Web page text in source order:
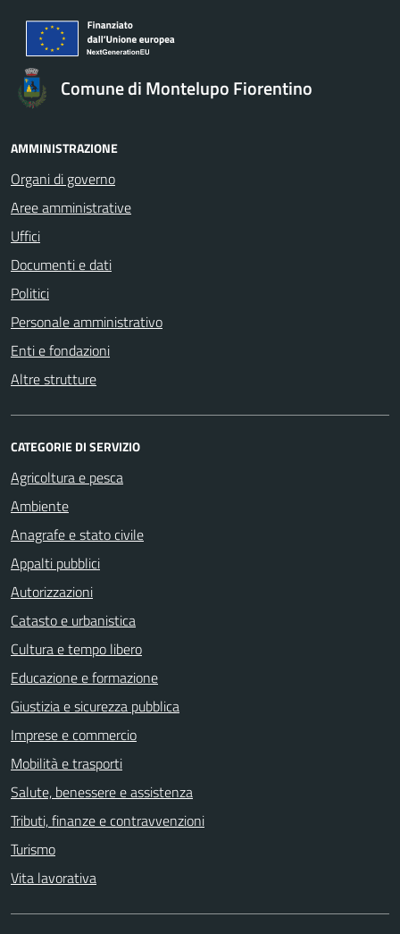
Comune di Montelupo Fiorentino
AMMINISTRAZIONE
Organi di governo
Aree amministrative
Uffici
Documenti e dati
Politici
Personale amministrativo
Enti e fondazioni
Altre strutture
CATEGORIE DI SERVIZIO
Agricoltura e pesca
Ambiente
Anagrafe e stato civile
Appalti pubblici
Autorizzazioni
Catasto e urbanistica
Cultura e tempo libero
Educazione e formazione
Giustizia e sicurezza pubblica
Imprese e commercio
Mobilità e trasporti
Salute, benessere e assistenza
Tributi, finanze e contravvenzioni
Turismo
Vita lavorativa